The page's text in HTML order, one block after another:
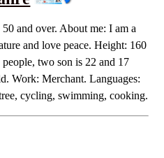
and over. About me: I am a
and love peace. Height: 160
two son is 22 and 17
Work: Merchant. Languages:
cycling, swimming, cooking.